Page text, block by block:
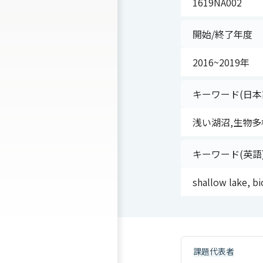
開始/終了年度
2016~2019年
キーワード(日
浅い湖沼,生物
キーワード(英
shallow lake,
課題代表者